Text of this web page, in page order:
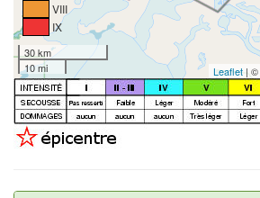
VIII
IX
30 km
10 mi
Leaflet | ©